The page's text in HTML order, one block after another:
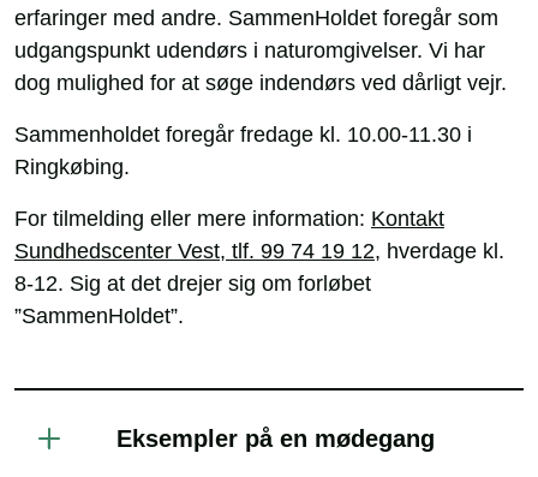
erfaringer med andre. SammenHoldet foregår som
udgangspunkt udendørs i naturomgivelser. Vi har
dog mulighed for at søge indendørs ved dårligt vejr.
Sammenholdet foregår fredage kl. 10.00-11.30 i
Ringkøbing.
For tilmelding eller mere information: Kontakt
Sundhedscenter Vest, tlf. 99 74 19 12, hverdage kl.
8-12. Sig at det drejer sig om forløbet
”SammenHoldet”.
Eksempler på en mødegang